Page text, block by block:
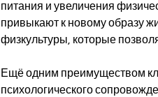
питания и увеличения
привыкают к новому образу
физкультуры, которые
Ещё одним преимуществом
психологического